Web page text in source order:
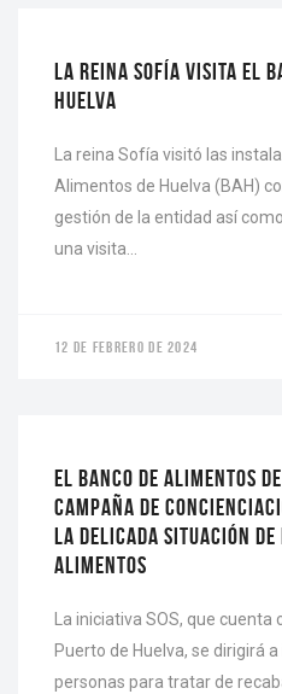
LA REINA SOFÍA VISITA EL
HUELVA
La reina Sofía visitó las
Alimentos de Huelva (BAH)
gestión de la entidad así
una visita…
12 DE FEBRERO DE 2024
EL BANCO DE ALIMENTOS
CAMPAÑA DE
LA DELICADA SITUACIÓN DE
ALIMENTOS
La iniciativa SOS, que cuenta
Puerto de Huelva, se dirigirá
personas para tratar de